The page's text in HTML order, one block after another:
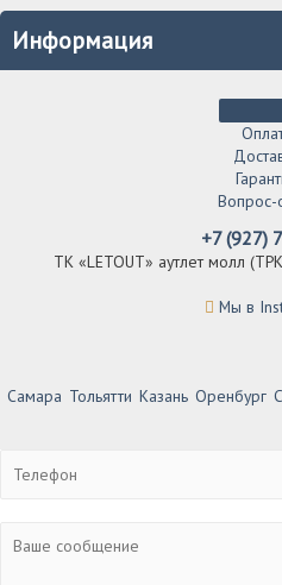
Информация
Вопрос-
+7 (927)
ТК «LETOUT» аутлет молл
Мы в
Самара Тольятти Казань Оренбург